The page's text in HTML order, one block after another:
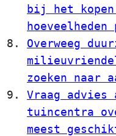
bij het
hoeveelheden
Overweeg
zoeken naar
Vraag
tuincentra
meest